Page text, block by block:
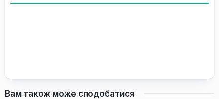
Вам також може сподобатися